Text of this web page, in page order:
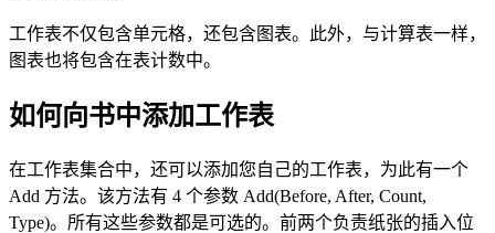
工作表不仅包含单元格，还包含图表。此外，与计算表一样，
图表也将包含在表计数中。
如何向书中添加工作表
在工作表集合中，还可以添加您自己的工作表，为此有一个
Add 方法。该方法有 4 个参数 Add(Before, After, Count,
Type)。所有这些参数都是可选的。前两个负责纸张的插入位